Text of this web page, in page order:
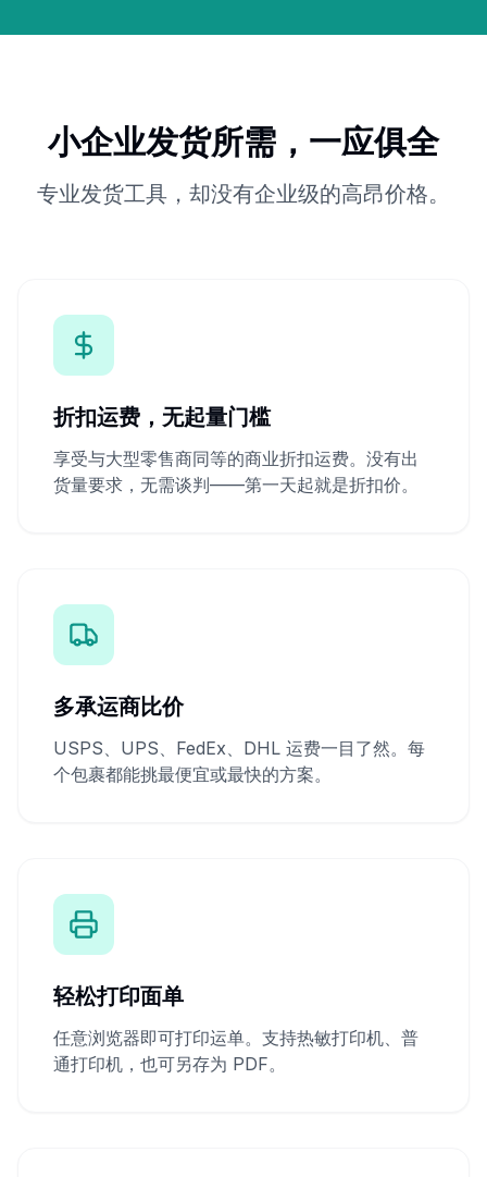
小企业发货所需，一应俱全
专业发货工具，却没有企业级的高昂价格。
折扣运费，无起量门槛
享受与大型零售商同等的商业折扣运费。没有出
货量要求，无需谈判——第一天起就是折扣价。
多承运商比价
USPS、UPS、FedEx、DHL 运费一目了然。每
个包裹都能挑最便宜或最快的方案。
轻松打印面单
任意浏览器即可打印运单。支持热敏打印机、普
通打印机，也可另存为 PDF。